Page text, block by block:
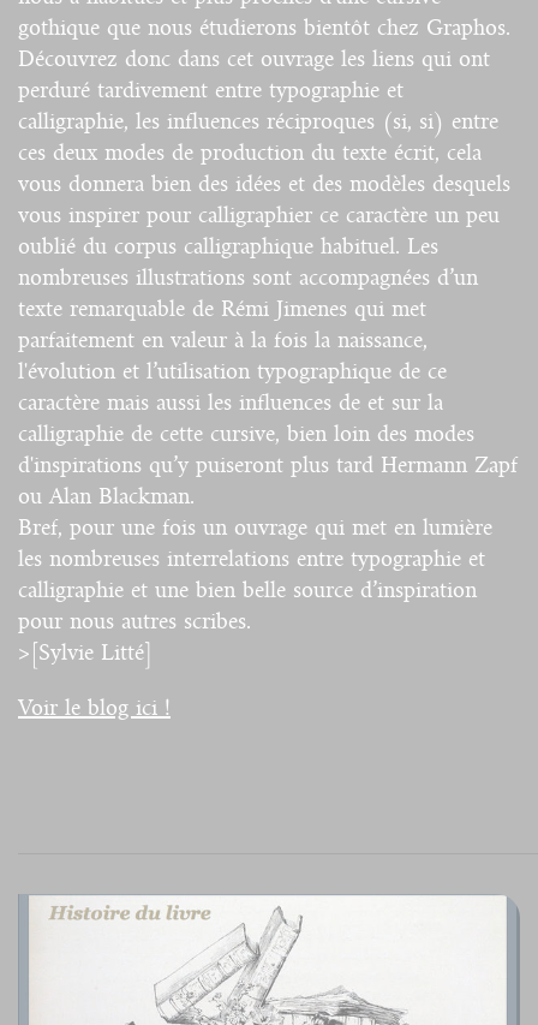
gothique que nous étudierons bientôt chez Graphos.
Découvrez donc dans cet ouvrage les liens qui ont
perduré tardivement entre typographie et
calligraphie, les influences réciproques (si, si) entre
ces deux modes de production du texte écrit, cela
vous donnera bien des idées et des modèles desquels
vous inspirer pour calligraphier ce caractère un peu
oublié du corpus calligraphique habituel. Les
nombreuses illustrations sont accompagnées d’un
texte remarquable de Rémi Jimenes qui met
parfaitement en valeur à la fois la naissance,
l'évolution et l’utilisation typographique de ce
caractère mais aussi les influences de et sur la
calligraphie de cette cursive, bien loin des modes
d'inspirations qu’y puiseront plus tard Hermann Zapf
ou Alan Blackman.
Bref, pour une fois un ouvrage qui met en lumière
les nombreuses interrelations entre typographie et
calligraphie et une bien belle source d’inspiration
pour nous autres scribes.
>[Sylvie Litté]
Voir le blog ici !